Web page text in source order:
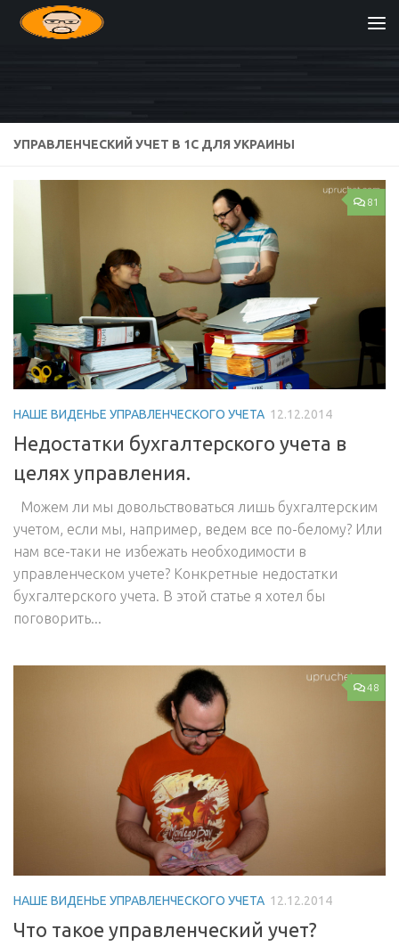
Перейти к содержимому
УПРАВЛЕНЧЕСКИЙ УЧЕТ В 1С ДЛЯ УКРАИНЫ
81
НАШЕ ВИДЕНЬЕ УПРАВЛЕНЧЕСКОГО УЧЕТА 12.12.2014
Недостатки бухгалтерского учета в
целях управления.
Можем ли мы довольствоваться лишь бухгалтерским
учетом, если мы, например, ведем все по-белому? Или
нам все-таки не избежать необходимости в
управленческом учете? Конкретные недостатки
бухгалтерского учета. В этой статье я хотел бы
поговорить...
48
НАШЕ ВИДЕНЬЕ УПРАВЛЕНЧЕСКОГО УЧЕТА 12.12.2014
Что такое управленческий учет?